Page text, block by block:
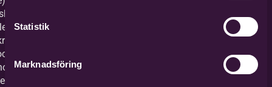
Statistik
Marknadsföring
kostar
per
månad.
om du
yngre.